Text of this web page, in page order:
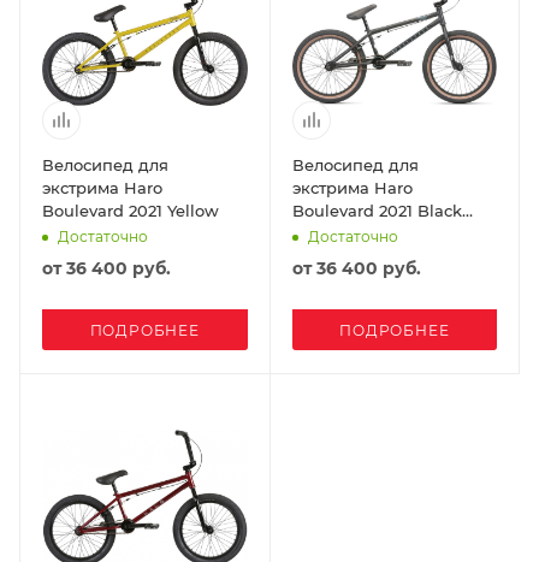
Велосипед для
экстрима Haro
Boulevard 2021 Yellow
Достаточно
от36 400 руб.
ПОДРОБНЕЕ
Велосипед для
экстрима Haro
Boulevard 2021 Black
Matte
Достаточно
от36 400 руб.
ПОДРОБНЕЕ